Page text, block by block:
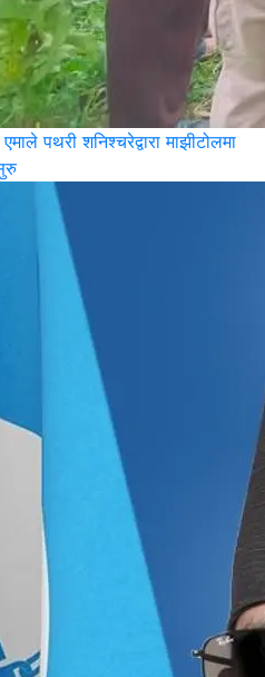
पथरी शनिश्चरेद्वारा माझीटोलमा